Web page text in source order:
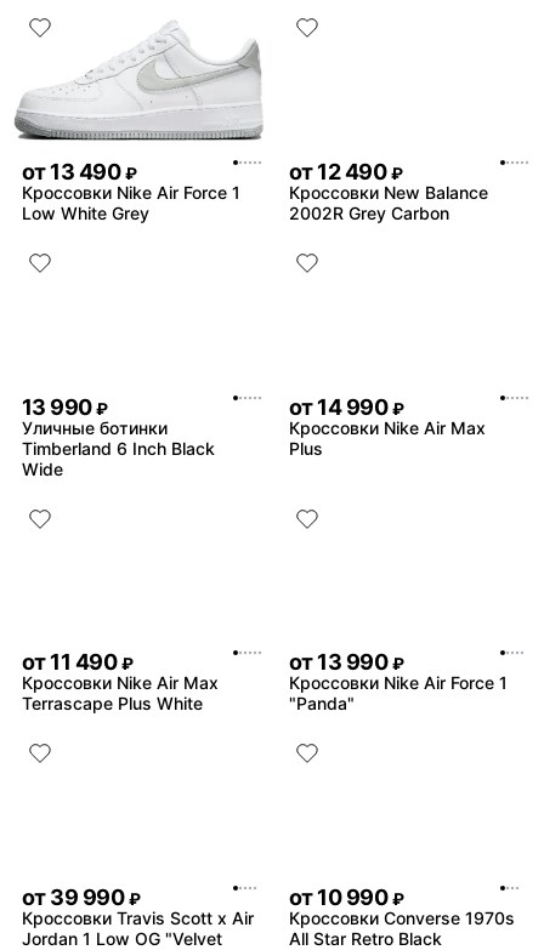
от13 490 ₽
Кроссовки Nike Air Force 1
Low White Grey
от12 490 ₽
Кроссовки New Balance
2002R Grey Carbon
13 990 ₽
Уличные ботинки
Timberland 6 Inch Black
Wide
от14 990 ₽
Кроссовки Nike Air Max
Plus
от11 490 ₽
Кроссовки Nike Air Max
Terrascape Plus White
от13 990 ₽
Кроссовки Nike Air Force 1
"Panda"
от39 990 ₽
Кроссовки Travis Scott x Air
Jordan 1 Low OG "Velvet
от10 990 ₽
Кроссовки Converse 1970s
All Star Retro Black